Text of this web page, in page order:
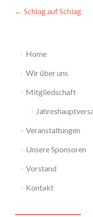
← Schlag auf Schlag
Home
Wir über uns
Mitgliedschaft
Veranstaltungen
Unsere Sponsoren
Vorstand
Kontakt